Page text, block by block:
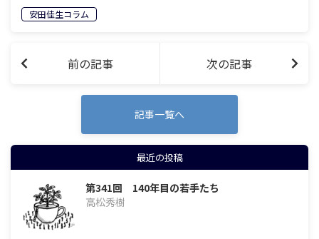
安田佳生コラム
前の記事 次の記事
記事一覧へ
最近の投稿
第341回 140年目の若手たち
高松秀樹